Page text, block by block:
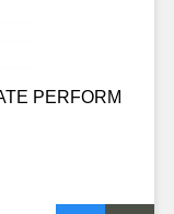
PERFORM